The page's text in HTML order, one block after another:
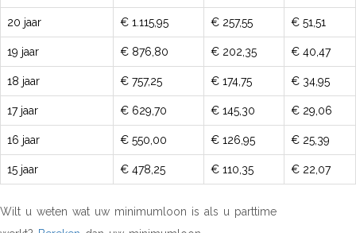
20 jaar € 1.115,95 € 257,55 € 51,51
19 jaar € 876,80 € 202,35 € 40,47
18 jaar € 757,25 € 174,75 € 34,95
17 jaar € 629,70 € 145,30 € 29,06
16 jaar € 550,00 € 126,95 € 25,39
15 jaar € 478,25 € 110,35 € 22,07
Wilt u weten wat uw minimumloon is als u parttime